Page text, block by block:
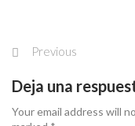
Previous
Deja una
Your email address will